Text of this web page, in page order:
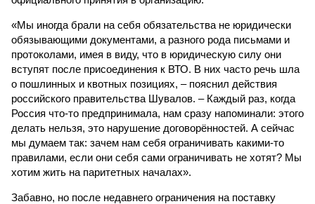
«Мы иногда брали на себя обязательства не юридически
обязывающими документами, а разного рода письмами и
протоколами, имея в виду, что в юридическую силу они
вступят после присоединения к ВТО. В них часто речь шла
о пошлинных и квотных позициях, – пояснил действия
российского правительства Шувалов. – Каждый раз, когда
Россия что-то предпринимала, нам сразу напоминали: этого
делать нельзя, это нарушение договорённостей. А сейчас
мы думаем так: зачем нам себя ограничивать какими-то
правилами, если они себя сами ограничивать не хотят? Мы
хотим жить на паритетных началах».
Забавно, но после недавнего ограничения на поставку